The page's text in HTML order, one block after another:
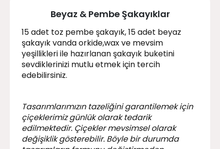
Beyaz & Pembe Şakayıklar
15 adet toz pembe şakayık, 15 adet beyaz
şakayık vanda orkide,wax ve mevsim
yeşillikleri ile hazırlanan şakayık buketini
sevdiklerinizi mutlu etmek için tercih
edebilirsiniz.
Tasarımlarımızın tazeliğini garantilemek için
çiçeklerimiz günlük olarak tedarik
edilmektedir. Çiçekler mevsimsel olarak
değişiklik gösterebilir. Böyle bir durumda